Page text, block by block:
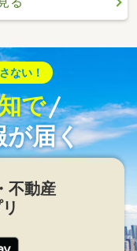
ない！
で
が届く
不動産